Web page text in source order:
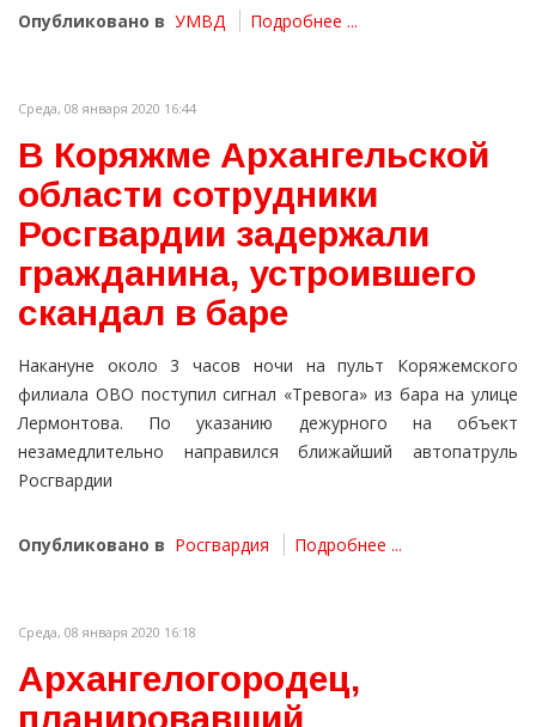
Опубликовано в УМВД Подробнее ...
Среда, 08 января 2020 16:44
В Коряжме Архангельской
области сотрудники
Росгвардии задержали
гражданина, устроившего
скандал в баре
Накануне около 3 часов ночи на пульт Коряжемского
филиала ОВО поступил сигнал «Тревога» из бара на улице
Лермонтова. По указанию дежурного на объект
незамедлительно направился ближайший автопатруль
Росгвардии
Опубликовано в Росгвардия Подробнее ...
Среда, 08 января 2020 16:18
Архангелогородец,
планировавший